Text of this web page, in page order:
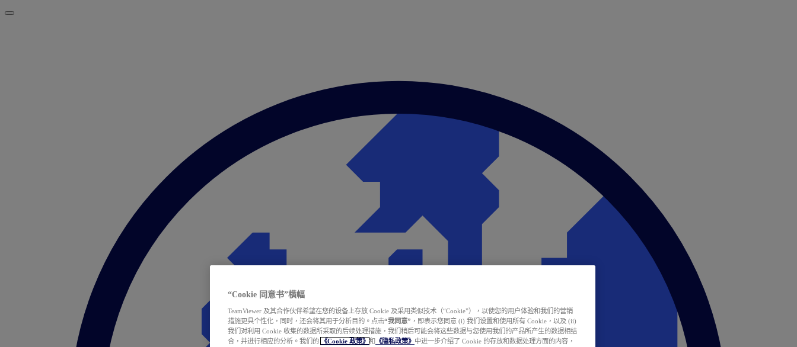
“Cookie 同意书”横幅
TeamViewer 及其合作伙伴希望在您的设备上存放 Cookie 及采用类似技术（“Cookie”），以使您的用户体验和我们的营销
措施更具个性化，同时，还会将其用于分析目的。点击“我同意” ，即表示您同意 (i) 我们设置和使用所有 Cookie，以及 (ii)
我们对利用 Cookie 收集的数据所采取的后续处理措施，我们稍后可能会将这些数据与您使用我们的产品所产生的数据相结
合，并进行相应的分析。我们的
《Cookie 政策》 和 《隐私政策》 中进一步介绍了 Cookie 的存放和数据处理方面的内容，